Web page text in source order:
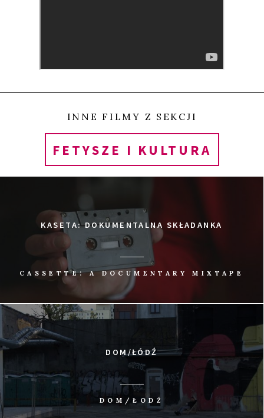
dopiero początek historii, a w rzeczywistości trzeba
jeszcze jego wartość udowodnić. Nasz bohater
przypomina swoją pewnością i naiwnością Don
Kichota, który współcześnie walczy z „wiatrakami”
świata sztuki. Niezależnie od wyniku tego
pojedynku, l’Amo i jego dzieje łączą w sobie
narodowe cechy Hiszpanów: fantazję, aktywność,
Tweetnij Udostępnij
INNE FILMY Z SEKCJI
FETYSZE I KULTURA
KASETA: DOKUMENTALNA SKŁADANKA
CASSETTE: A DOCUMENTARY MIXTAPE
DOM/ŁÓDŹ
DOM/ŁODŹ